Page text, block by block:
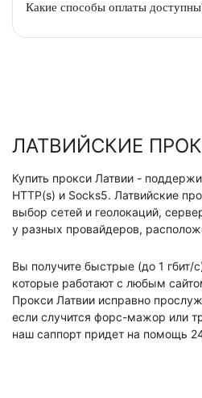
Какие способы оплаты
ЛАТВИЙСКИЕ
Купить прокси Латвии -
HTTP(s) и Socks5. Латвийские
выбор сетей и геолокаций,
у разных провайдеров,
Вы получите быстрые (до 1 гбит/
которые работают с любым
Прокси Латвии исправно
если случится форс-мажор или
наш саппорт придет на помощь